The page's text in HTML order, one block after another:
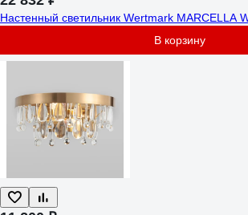
Настенный светильник Wertmark MARCELLA
В корзину